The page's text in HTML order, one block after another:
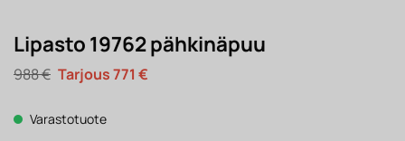
Lipasto 19762 pähkinäpuu
988€ Alkuperäinen
hinta
988 €.
771 €Nykyinen
Varastotuote